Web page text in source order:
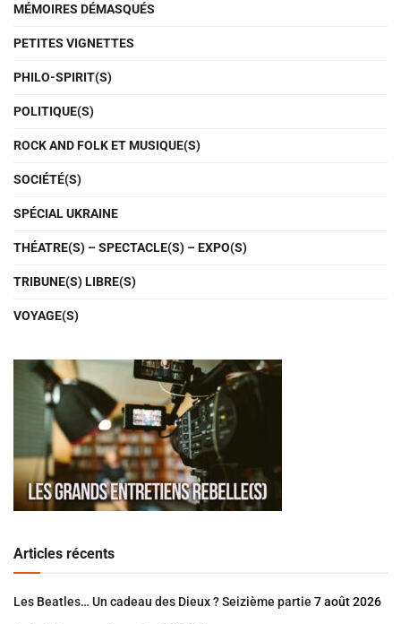
MÉMOIRES DÉMASQUÉS
PETITES VIGNETTES
PHILO-SPIRIT(S)
POLITIQUE(S)
ROCK AND FOLK ET MUSIQUE(S)
SOCIÉTÉ(S)
SPÉCIAL UKRAINE
THÉATRE(S) – SPECTACLE(S) – EXPO(S)
TRIBUNE(S) LIBRE(S)
VOYAGE(S)
Articles récents
Les Beatles… Un cadeau des Dieux ? Seizième partie 7 août 2026